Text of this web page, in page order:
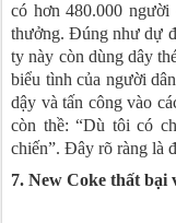
có hơn 480.000
thưởng. Đúng như dự
ty này còn dùng dây
biểu tình của người
dậy và tấn công vào
còn thề: “Dù tôi có
chiến”. Đây rõ ràng là
7. New Coke thất bại